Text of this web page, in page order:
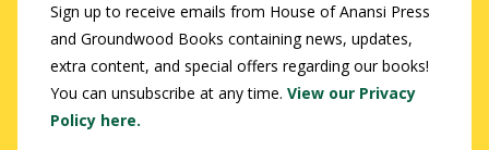
Sign up to receive emails from House of Anansi Press
and Groundwood Books containing news, updates,
extra content, and special offers regarding our books!
You can unsubscribe at any time. View our Privacy
Policy here.